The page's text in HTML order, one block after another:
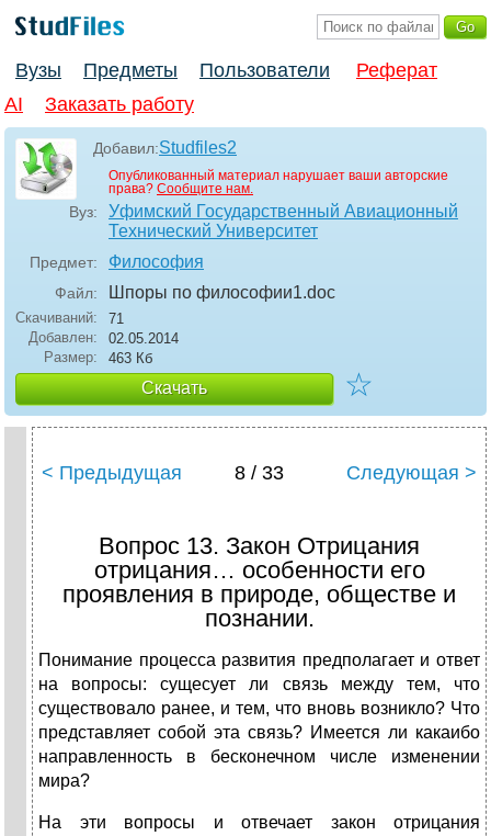
Вузы Предметы Пользователи
Реферат
AI
Заказать работу
Добавил:Studfiles2
Опубликованный материал нарушает ваши авторские
права? Сообщите нам.
Вуз:
Уфимский Государственный Авиационный
Технический Университет
Предмет: Философия
Файл: Шпоры по философии1.doc
Скачиваний:
71
Добавлен:
02.05.2014
Размер:
463 Кб
Скачать ☆
< Предыдущая 8 / 33 Следующая >
Вопрос 13. Закон Отрицания
отрицания… особенности его
проявления в природе, обществе и
познании.
Понимание процесса развития предполагает и ответ
на вопросы: сущесует ли связь между тем, что
существовало ранее, и тем, что вновь возникло? Что
представляет собой эта связь? Имеется ли какаибо
направленность в бесконечном числе изменении
мира?
На эти вопросы и отвечает закон отрицания